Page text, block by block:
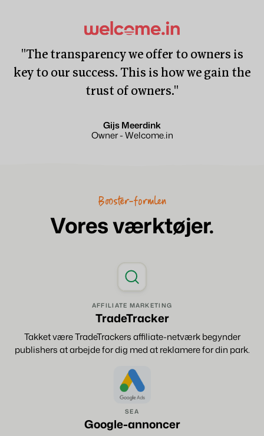
''The transparency we offer to owners is
key to our success. This is how we gain the
trust of owners.''
Gijs Meerdink
Owner - Welcome.in
Booster-formlen
Vores værktøjer.
AFFILIATE MARKETING
TradeTracker
Takket være TradeTrackers affiliate-netværk begynder
publishers at arbejde for dig med at reklamere for din park.
SEA
Google-annoncer